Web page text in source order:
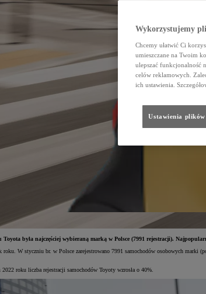
była najczęściej wybieraną marką w Polsce (7991 rejestracji).
roku. W styczniu br. w Polsce zarejestrowano 7991 samochodów osobowych
roku liczba rejestracji samochodów Toyoty wzrosła o 40%.
Wykorzystujemy
Chcemy ułatwić Ci
umieszczane na Twoim
ulepszać funkcjonalność
celów reklamowych.
ich ustawienia.
Ustawienia plików